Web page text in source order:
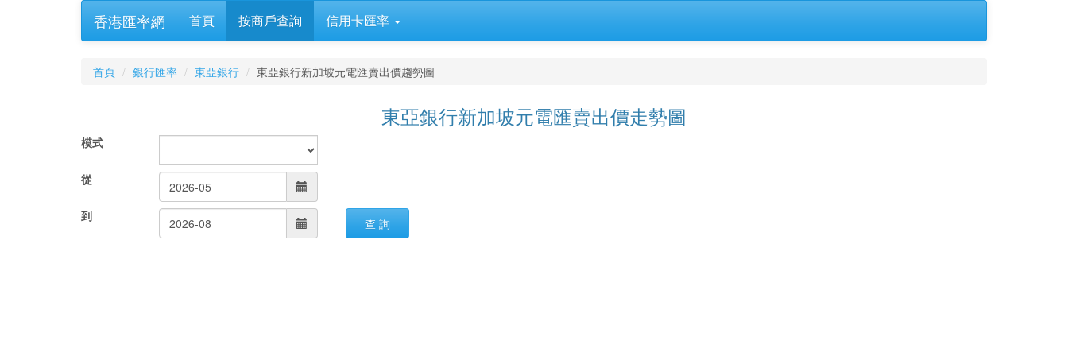
香港匯率網 首頁 按商戶查詢 信用卡匯率
首頁 銀行匯率 東亞銀行 東亞銀行新加坡元電匯賣出價趨勢圖
東亞銀行新加坡元電匯賣出價走勢圖
模式
從
到 查 詢